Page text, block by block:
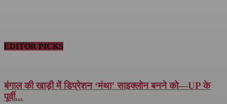
EDITOR PICKS
बंगाल की खाड़ी में डिप्रेशन ‘मंथा’ साइक्लोन बनने को—UP के
पूर्वी...